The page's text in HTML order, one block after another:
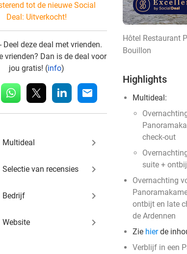
tot de nieuwe Social
Deal: Uitverkocht!
- Deel deze deal met vrienden.
vrienden? Dan is de deal voor
jou gratis! (info)
whatsapp linkedin mail
Multideal keyboard_arrow_right
Selectie van recensies keyboard_arrow_right
Bedrijf keyboard_arrow_right
Website keyboard_arrow_right
Hôtel Restaurant
Bouillon
Highlights
Multideal:
check-out
suite +
Overnachting
ontbijt en late
de Ardennen
Zie hierde
Verblijf in een